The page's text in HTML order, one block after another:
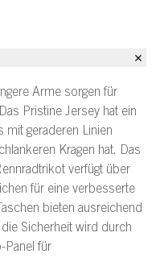
Arme sorgen für
Pristine Jersey hat ein
mit geraderen Linien
Kragen hat. Das
verfügt über
für eine verbesserte
bieten ausreichend
Sicherheit wird durch
Panel für